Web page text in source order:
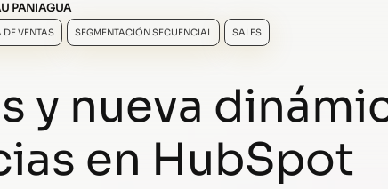
PANIAGUA
DE VENTAS SEGMENTACIÓN SECUENCIAL SALES
y nueva
en HubSpot